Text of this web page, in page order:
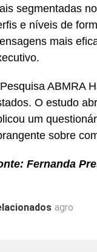
segmentadas
e níveis de
mais
ABMRA
O estudo
um
sobre
Fernanda
agro